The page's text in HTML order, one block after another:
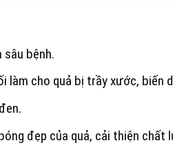
sâu bệnh.
làm cho quả bị trầy xước, biến
đẹp của quả, cải thiện chất